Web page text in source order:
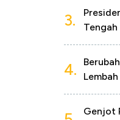
3.
Tengah
4.
Genjot